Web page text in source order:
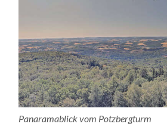
Panaramablick vom Potzbergturm